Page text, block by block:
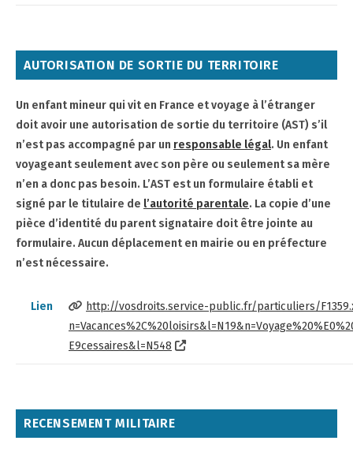
AUTORISATION DE SORTIE DU TERRITOIRE
Un enfant mineur qui vit en France et voyage à l’étranger
doit avoir une autorisation de sortie du territoire (AST) s’il
n’est pas accompagné par un responsable légal. Un enfant
voyageant seulement avec son père ou seulement sa mère
n’en a donc pas besoin. L’AST est un formulaire établi et
signé par le titulaire de l’autorité parentale. La copie d’une
pièce d’identité du parent signataire doit être jointe au
formulaire. Aucun déplacement en mairie ou en préfecture
n’est nécessaire.
Lien
http://vosdroits.service-public.fr/particuliers/
E9cessaires&l=N548
RECENSEMENT MILITAIRE​